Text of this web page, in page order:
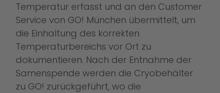
Temperatur erfasst und an den Customer
Service von GO! München übermittelt, um
die Einhaltung des korrekten
Temperaturbereichs vor Ort zu
dokumentieren. Nach der Entnahme der
Samenspende werden die Cryobehälter
zu GO! zurückgeführt, wo die